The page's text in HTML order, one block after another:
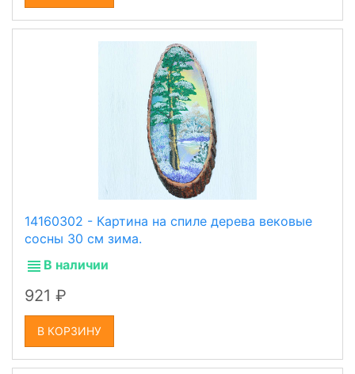
14160302 - Картина на спиле дерева вековые
сосны 30 см зима.
В наличии
921
В КОРЗИНУ